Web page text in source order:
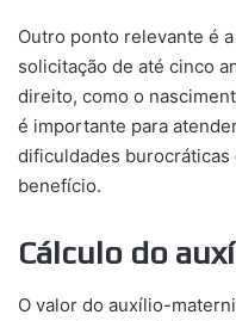
Outro ponto relevante é
solicitação de até cinco
direito, como o
é importante para
dificuldades
benefício.
Cálculo do
O valor do auxílio-